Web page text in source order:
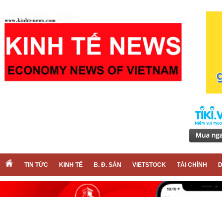
TIN TỨC KINH TẾ B. Đ. SẢN VIETSTOCK TÀI CHÍNH